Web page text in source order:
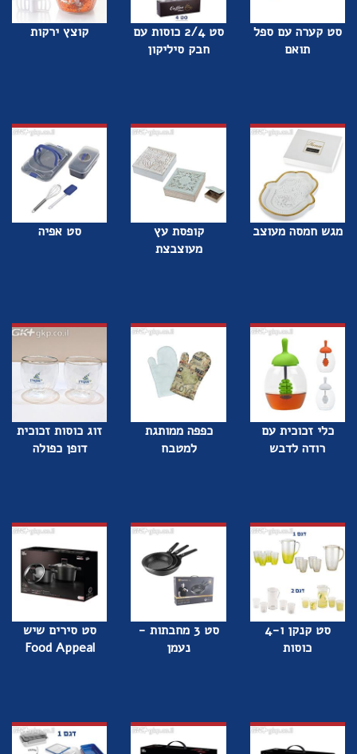
סט קערה עם ספל
תואם
סט 2/4 כוסות עם
חבק סיליקון
קוצץ ירקות
מגש חמסה מעוצב
קופסת עץ
מעוצבצת
סט אפיה
כלי זכוכית עם
רודה לדבש
כפפה ממותגת
למטבח
זוג כוסות זכוכית
דופן כפולה
סט קנקן ו-4
כוסות
סט 3 מחבתות -
נעמן
סט סירים שיש
Food Appeal